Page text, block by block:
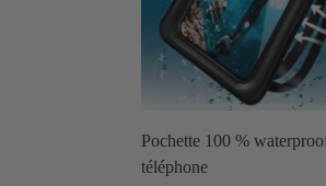
Pochette 100 %
téléphone